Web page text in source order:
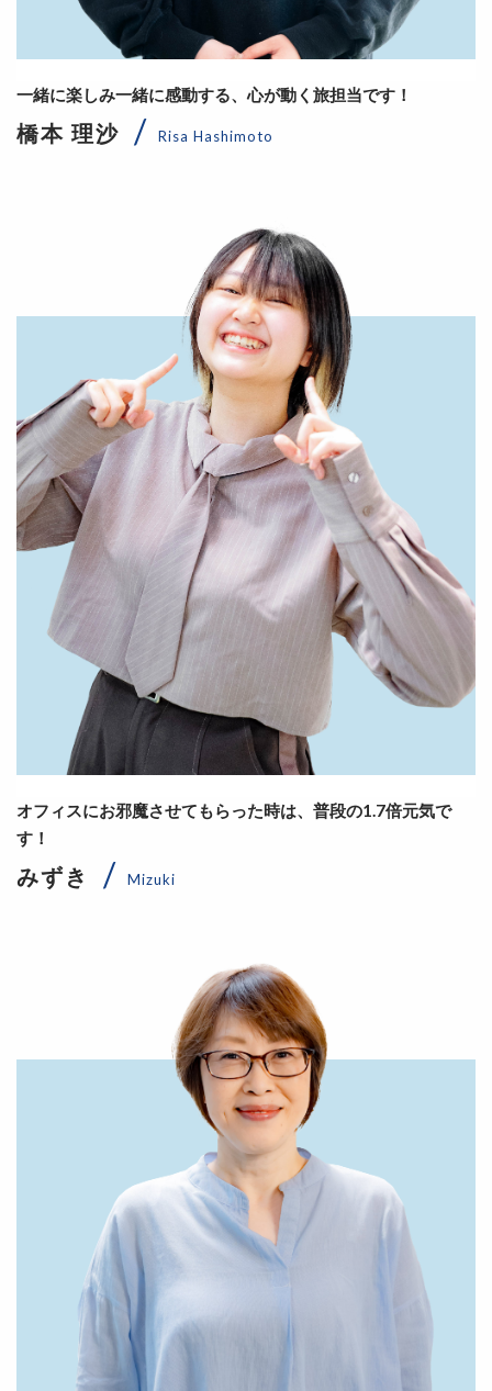
一緒に楽しみ一緒に感動する、心が動く旅担当です！
橋本 理沙 Risa Hashimoto
オフィスにお邪魔させてもらった時は、普段の1.7倍元気で
す！
みずき Mizuki